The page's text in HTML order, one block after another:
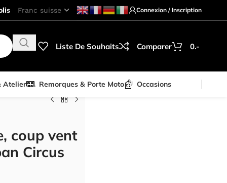
Connexion / Inscription
Liste De Souhaits Comparer 0.-
Atelier Remorques & Porte Moto Occasions
coup vent
Circus